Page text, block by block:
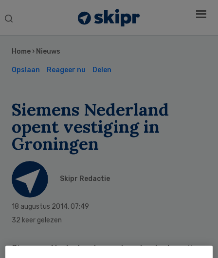
Search
Home › Nieuws
Opslaan Reageer nu Delen
Siemens Nederland
opent vestiging in
Groningen
Skipr Redactie
18 augustus 2014, 07:49
32 keer gelezen
Siemens Nederland opent op korte termijn
Sidebar